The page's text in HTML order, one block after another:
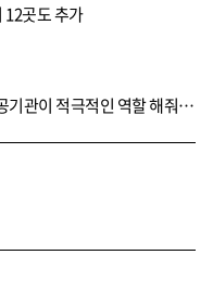
곳도 추가
국토교통부, "건설경기 회복 위해 공공기관이 적극적인 역할 해줘야"